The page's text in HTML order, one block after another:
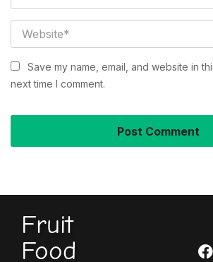
Save my name, email, and website in
next time I comment.
Fruit
Food